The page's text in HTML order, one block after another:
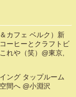
カフェ ベルク）新
ーヒーとクラフトビ
れや（笑）@東京,
ング タップルーム
間へ @小淵沢